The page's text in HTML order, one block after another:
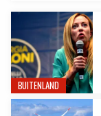
BUITENLAND